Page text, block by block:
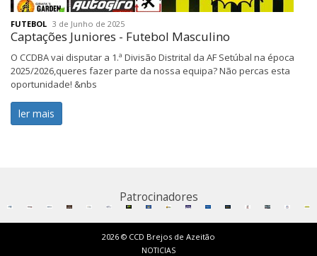
FUTEBOL 3 de Junho de 2025
Captações Juniores - Futebol Masculino
O CCDBA vai disputar a 1.ª Divisão Distrital da AF Setúbal na época
2025/2026,queres fazer parte da nossa equipa? Não percas esta
oportunidade! &nbs
ler mais
Patrocinadores
2026 © CCD Brejos de Azeitão
NOTICIAS